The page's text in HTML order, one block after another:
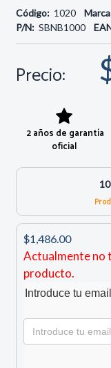
Código: 1020
P/N: SBNB1000
Precio:
2 años de garantía
oficial
$1,486.00
Actualmente no
producto.
Introduce tu